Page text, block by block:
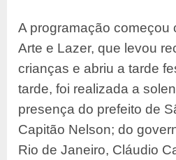
A programação começou
Arte e Lazer, que levou
crianças e abriu a tarde
tarde, foi realizada a
presença do prefeito de
Capitão Nelson; do
Rio de Janeiro, Cláudio